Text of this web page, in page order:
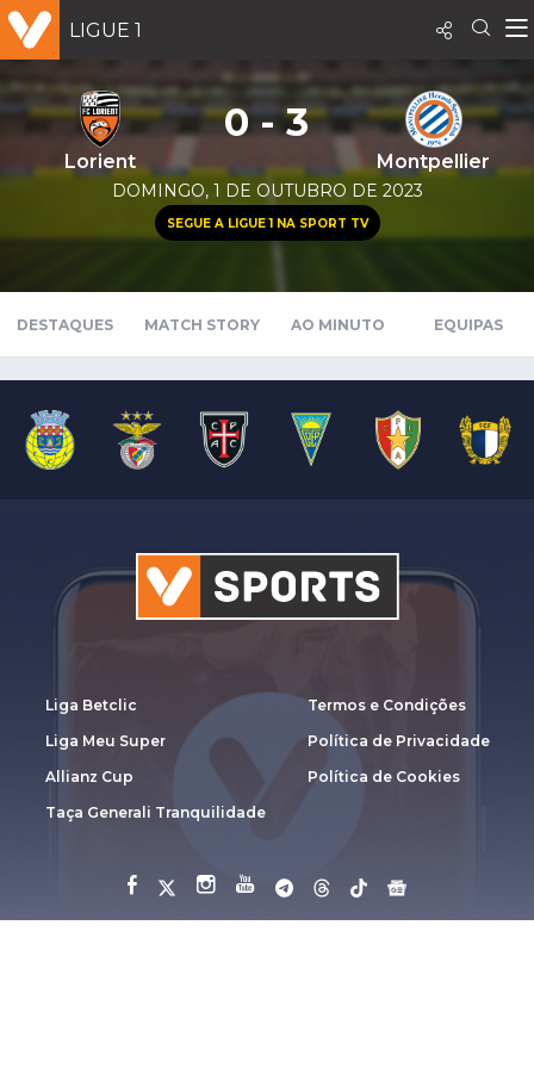
LIGUE 1
Lorient
0 - 3
Montpellier
DOMINGO, 1 DE OUTUBRO DE 2023
SEGUE A LIGUE 1 NA SPORT TV
DESTAQUES MATCH STORY AO MINUTO EQUIPAS
Liga Betclic
Liga Meu Super
Allianz Cup
Taça Generali Tranquilidade
Termos e Condições
Política de Privacidade
Política de Cookies